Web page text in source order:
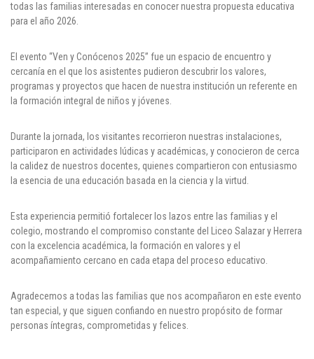
todas las familias interesadas en conocer nuestra propuesta educativa
para el año 2026.
El evento “Ven y Conócenos 2025” fue un espacio de encuentro y
cercanía en el que los asistentes pudieron descubrir los valores,
programas y proyectos que hacen de nuestra institución un referente en
la formación integral de niños y jóvenes.
Durante la jornada, los visitantes recorrieron nuestras instalaciones,
participaron en actividades lúdicas y académicas, y conocieron de cerca
la calidez de nuestros docentes, quienes compartieron con entusiasmo
la esencia de una educación basada en la ciencia y la virtud.
Esta experiencia permitió fortalecer los lazos entre las familias y el
colegio, mostrando el compromiso constante del Liceo Salazar y Herrera
con la excelencia académica, la formación en valores y el
acompañamiento cercano en cada etapa del proceso educativo.
Agradecemos a todas las familias que nos acompañaron en este evento
tan especial, y que siguen confiando en nuestro propósito de formar
personas íntegras, comprometidas y felices.
Medellín - Colombia - Suramérica